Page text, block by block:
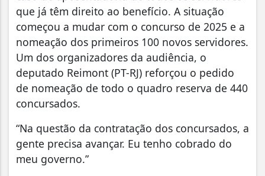
que já têm direito ao benefício. A situação
começou a mudar com o concurso de 2025 e a
nomeação dos primeiros 100 novos servidores.
Um dos organizadores da audiência, o
deputado Reimont (PT-RJ) reforçou o pedido
de nomeação de todo o quadro reserva de 440
concursados.
“Na questão da contratação dos concursados, a
gente precisa avançar. Eu tenho cobrado do
meu governo.”